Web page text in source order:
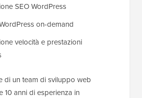
SEO WordPress
on-demand
velocità e prestazioni
di un team di sviluppo web
10 anni di esperienza in